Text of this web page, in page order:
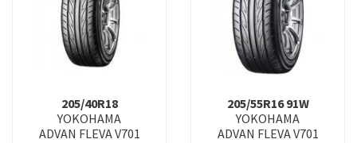
205/40R18
YOKOHAMA
ADVAN FLEVA V701
205/55R16 91W
YOKOHAMA
ADVAN FLEVA V701